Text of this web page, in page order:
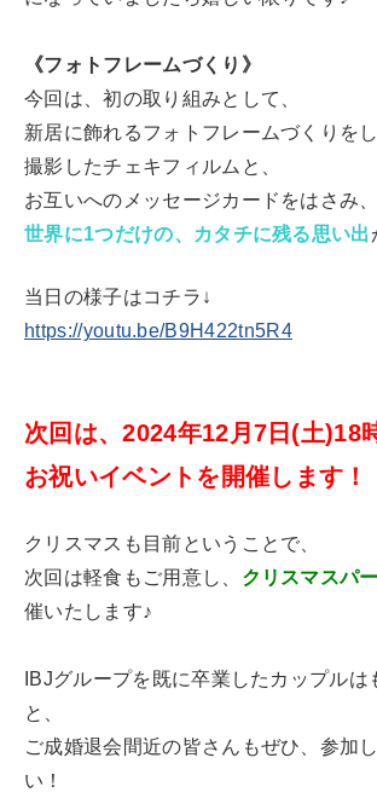
《フォトフレームづくり》
今回は、初の取り組みとして、
新居に飾れるフォトフレームづくりを
撮影したチェキフィルムと、
お互いへのメッセージカードをはさみ、
世界に1つだけの、カタチに残る思い出
当日の様子はコチラ↓
https://youtu.be/B9H422tn5R4
次回は、2024年12月7日(土)18
お祝いイベントを開催します！
クリスマスも目前ということで、
次回は軽食もご用意し、 クリスマスパ
催いたします♪
IBJグループを既に卒業したカップルは
と、
ご成婚退会間近の皆さんもぜひ、参加
い！